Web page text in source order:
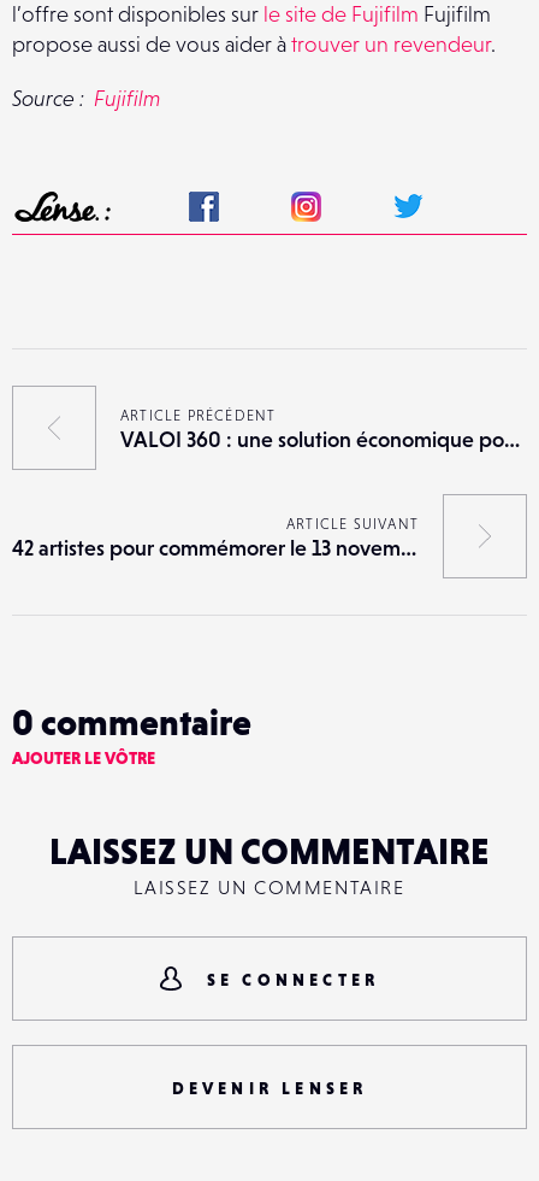
l’offre sont disponibles sur le site de Fujifilm Fujifilm
propose aussi de vous aider àtrouver un revendeur.
Source : Fujifilm
ARTICLE PRÉCÉDENT
VALOI 360 : une solution économique pour numériser vos films
ARTICLE SUIVANT
42 artistes pour commémorer le 13 novembre 2015
0 commentaire
AJOUTER LE VÔTRE
LAISSEZ UN COMMENTAIRE
LAISSEZ UN COMMENTAIRE
SE CONNECTER
DEVENIR LENSER